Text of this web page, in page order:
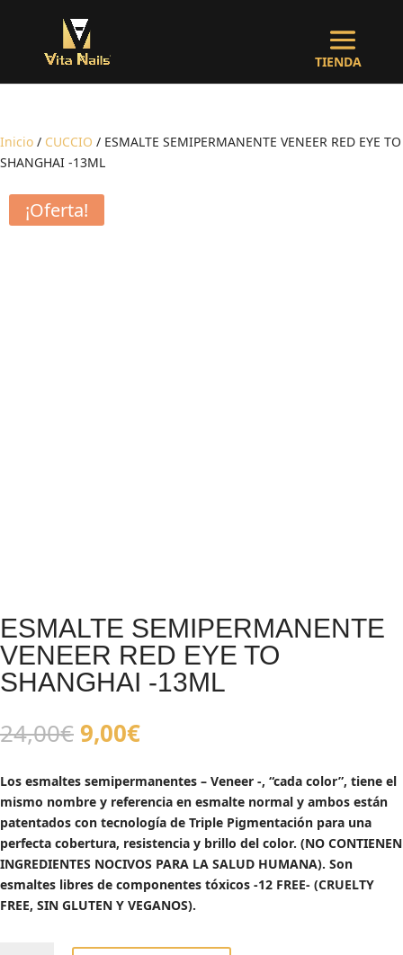
Inicio / CUCCIO / ESMALTE SEMIPERMANENTE VENEER RED EYE TO
SHANGHAI -13ML
¡Oferta!
ESMALTE SEMIPERMANENTE
VENEER RED EYE TO
SHANGHAI -13ML
24,00€El
precio
original
era:
24,00€.
9,00€El
actual
es:
9,00€.
Los esmaltes semipermanentes – Veneer -, “cada color”, tiene el
mismo nombre y referencia en esmalte normal y ambos están
patentados con tecnología de Triple Pigmentación para una
perfecta cobertura, resistencia y brillo del color. (NO CONTIENEN
INGREDIENTES NOCIVOS PARA LA SALUD HUMANA). Son
esmaltes libres de componentes tóxicos -12 FREE- (CRUELTY
FREE, SIN GLUTEN Y VEGANOS).